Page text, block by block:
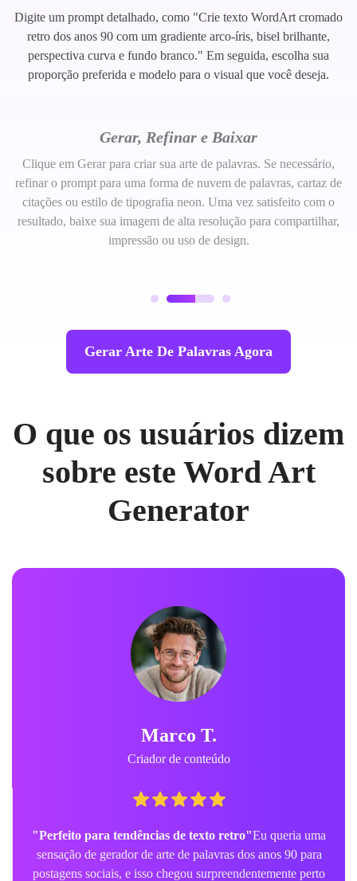
Digite um prompt detalhado, como "Crie texto WordArt cromado
retro dos anos 90 com um gradiente arco-íris, bisel brilhante,
perspectiva curva e fundo branco." Em seguida, escolha sua
proporção preferida e modelo para o visual que você deseja.
Gerar, Refinar e Baixar
Clique em Gerar para criar sua arte de palavras. Se necessário,
refinar o prompt para uma forma de nuvem de palavras, cartaz de
citações ou estilo de tipografia neon. Uma vez satisfeito com o
resultado, baixe sua imagem de alta resolução para compartilhar,
impressão ou uso de design.
Gerar Arte De Palavras Agora
O que os usuários dizem
sobre este Word Art
Generator
Marco T.
Criador de conteúdo
"Perfeito para tendências de texto retro"Eu queria uma
sensação de gerador de arte de palavras dos anos 90 para
postagens sociais, e isso chegou surpreendentemente perto